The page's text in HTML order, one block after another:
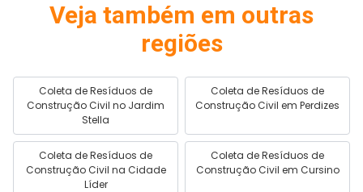
Veja também em outras
regiões
Coleta de Resíduos de
Construção Civil no Jardim
Stella
Coleta de Resíduos de
Construção Civil em Perdizes
Coleta de Resíduos de
Construção Civil na Cidade
Líder
Coleta de Resíduos de
Construção Civil em Cursino